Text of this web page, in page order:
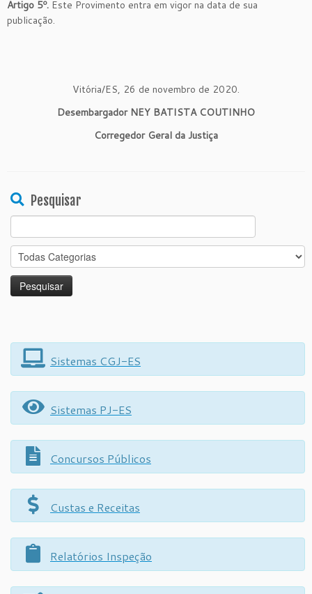
Artigo 5º. Este Provimento entra em vigor na data de sua
publicação.
Vitória/ES, 26 de novembro de 2020.
Desembargador NEY BATISTA COUTINHO
Corregedor Geral da Justiça
Pesquisar
Search
for:
Sistemas CGJ-ES
Sistemas PJ-ES
Concursos Públicos
Custas e Receitas
Relatórios Inspeção